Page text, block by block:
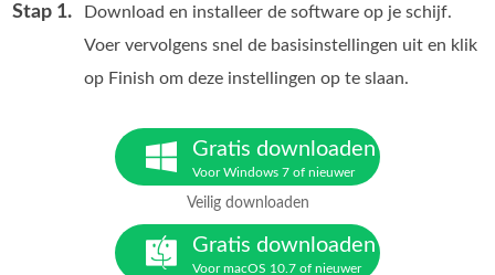
Stap 1.
Download en installeer de software op je schijf.
Voer vervolgens snel de basisinstellingen uit en klik
op Finish om deze instellingen op te slaan.
Gratis downloaden
Voor Windows 7 of nieuwer
Veilig downloaden
Gratis downloaden
Voor macOS 10.7 of nieuwer